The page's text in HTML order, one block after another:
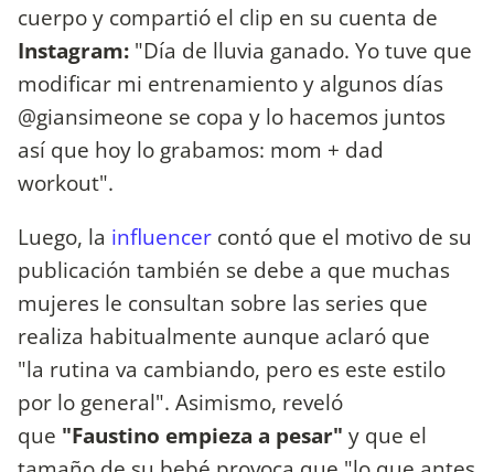
cuerpo y compartió el clip en su cuenta de
Instagram: "Día de lluvia ganado. Yo tuve que
modificar mi entrenamiento y algunos días
@giansimeone se copa y lo hacemos juntos
así que hoy lo grabamos: mom + dad
workout".
Luego, la influencer contó que el motivo de su
publicación también se debe a que muchas
mujeres le consultan sobre las series que
realiza habitualmente aunque aclaró que
"la rutina va cambiando, pero es este estilo
por lo general". Asimismo, reveló
que "Faustino empieza a pesar" y que el